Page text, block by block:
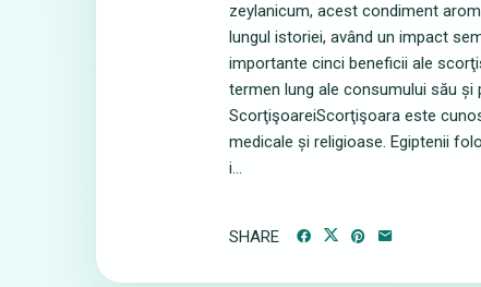
zeylanicum, acest condiment
lungul istoriei, având un impact
importante cinci beneficii ale
termen lung ale consumului său
ScorţişoareiScorţişoara este
medicale și religioase. Egiptenii
i...
SHARE